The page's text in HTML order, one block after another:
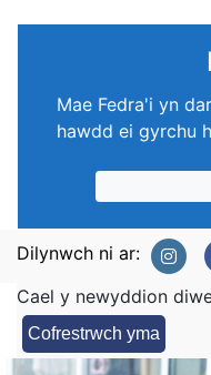
Mae Fedra'i yn
hawdd ei gyrchu
Dilynwch ni ar:
Cael y newyddion
Cofrestrwch yma